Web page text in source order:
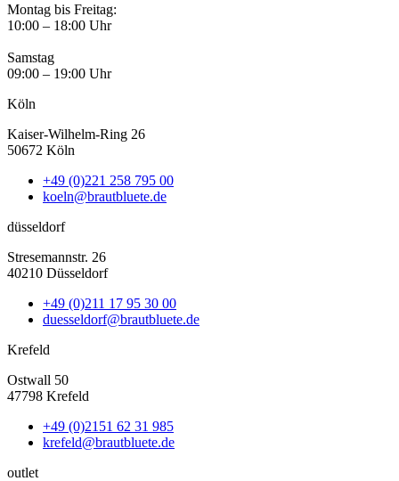
Montag bis Freitag:
10:00 – 18:00 Uhr
Samstag
09:00 – 19:00 Uhr
Köln
Kaiser-Wilhelm-Ring 26
50672 Köln
+49 (0)221 258 795 00
koeln@brautbluete.de
düsseldorf
Stresemannstr. 26
40210 Düsseldorf
+49 (0)211 17 95 30 00
duesseldorf@brautbluete.de
Krefeld
Ostwall 50
47798 Krefeld
+49 (0)2151 62 31 985
krefeld@brautbluete.de
outlet